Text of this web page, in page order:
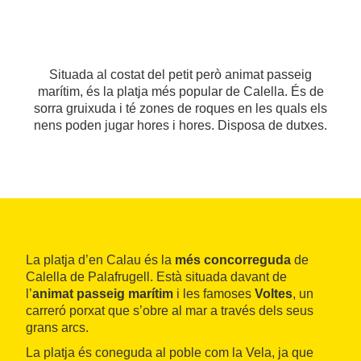
Situada al costat del petit però animat passeig
marítim, és la platja més popular de Calella. És de
sorra gruixuda i té zones de roques en les quals els
nens poden jugar hores i hores. Disposa de dutxes.
La platja d’en Calau és la més concorreguda de
Calella de Palafrugell. Està situada davant de
l’animat passeig marítim i les famoses Voltes, un
carreró porxat que s’obre al mar a través dels seus
grans arcs.
La platja és coneguda al poble com la Vela, ja que